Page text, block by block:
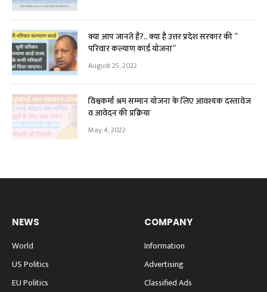
क्या आप जानते हैं?.. क्या है उत्तर प्रदेश सरकार की ”
परिवार कल्याण कार्ड योजना”
August 25, 2022
विश्वकर्मा श्रम सम्मान योजना के लिए आवश्यक दस्तावेज
व आवेदन की प्रक्रिया
May 4, 2022
NEWS
World
US Politics
EU Politics
COMPANY
Information
Advertising
Classified Ads